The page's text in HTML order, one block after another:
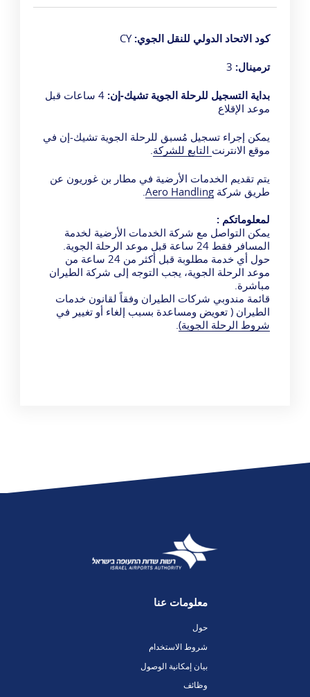
كود الاتحاد الدولي للنقل الجوي: CY
ترمينال: 3
بداية التسجيل للرحلة الجوية تشيك-إن:
4 ساعات قبل
موعد الإقلاع
يمكن إجراء تسجيل مُسبق للرحلة الجوية تشيك-إن في
موقع الانترنت التابع للشركة
يتم تقديم الخدمات الأرضية في مطار بن غوريون عن
طريق شركةAero Handling
لمعلوماتكم :
يمكن التواصل مع شركة الخدمات الأرضية لخدمة
المسافر فقط 24 ساعة قبل موعد الرحلة الجوية.
حول أي خدمة مطلوبة قبل أكثر من 24 ساعة من
موعد الرحلة الجوية، يجب التوجه إلى شركة الطيران
مباشرة.
قائمة مندوبي شركات الطيران وفقاً لقانون خدمات
الطيران ( تعويض ومساعدة بسبب إلغاء أو تغيير في
شروط الرحلة الجوية).
معلومات عنا
حول
شروط الاستخدام
بيان إمكانية الوصول
وظائف